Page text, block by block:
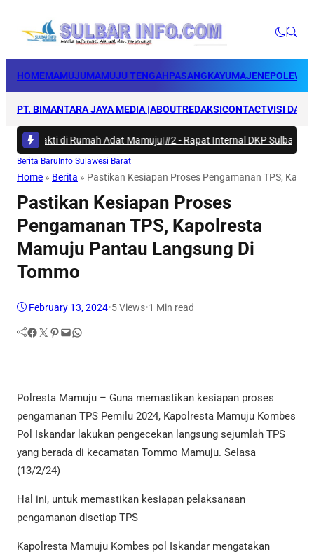
HOMEMAMUJUMAMUJU TENGAHPASANGKAYUMAJENE
PT. BIMANTARA JAYA MEDIA |ABOUTREDAKSICONTACTVISI DAN
Bakti di Rumah Adat Mamuju|#2 -Rapat Internal DKP Sulbar,
Berita Baru Info Sulawesi Barat
Home » Berita » Pastikan Kesiapan Proses Pengamanan TPS,
Pastikan Kesiapan Proses
Pengamanan TPS, Kapolresta
Mamuju Pantau Langsung Di
Tommo
February 13, 2024•5Views•1 Min read
Facebook Twitter Pinterest Mail WhatsApp
Polresta Mamuju – Guna memastikan kesiapan proses
pengamanan TPS Pemilu 2024, Kapolresta Mamuju Kombes
Pol Iskandar lakukan pengecekan langsung sejumlah TPS
yang berada di kecamatan Tommo Mamuju. Selasa
(13/2/24)
Hal ini, untuk memastikan kesiapan pelaksanaan
pengamanan disetiap TPS
Kapolresta Mamuju Kombes pol Iskandar mengatakan